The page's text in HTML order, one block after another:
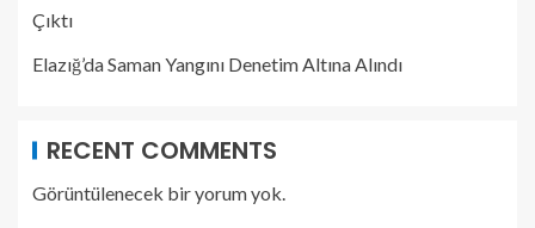
Çıktı
Elazığ’da Saman Yangını Denetim Altına Alındı
RECENT COMMENTS
Görüntülenecek bir yorum yok.